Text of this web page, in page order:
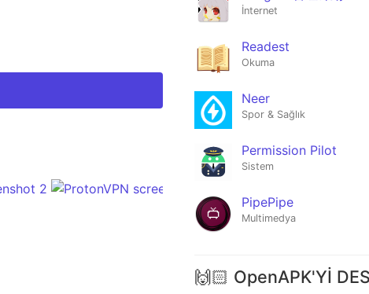
İnternet
Readest
Okuma
Neer
Spor & Sağlık
Permission Pilot
Sistem
PipePipe
Multimedya
🙌🏻 OpenAPK'Yİ